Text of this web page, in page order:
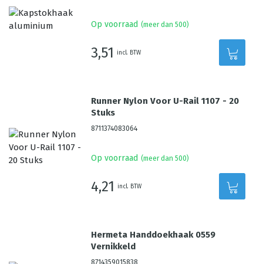
Op voorraad (meer dan 500)
3,51 incl. BTW
Runner Nylon Voor U-Rail 1107 - 20
Stuks
8711374083064
Op voorraad (meer dan 500)
4,21 incl. BTW
Hermeta Handdoekhaak 0559
Vernikkeld
8714359015838